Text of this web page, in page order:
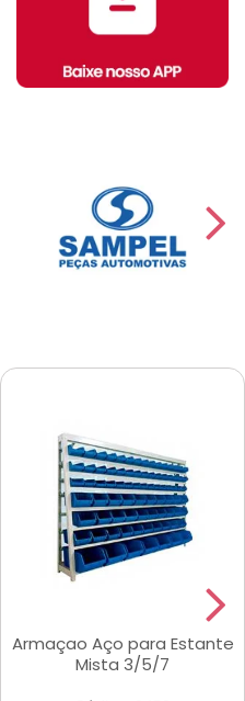
Armaçao Aço para Estante
Mista 3/5/7